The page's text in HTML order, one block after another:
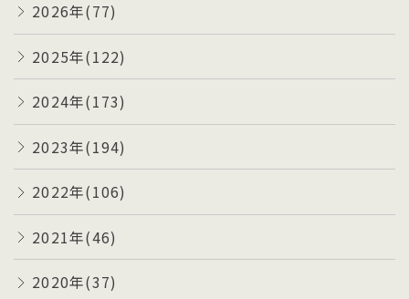
2026年(77)
2025年(122)
2024年(173)
2023年(194)
2022年(106)
2021年(46)
2020年(37)